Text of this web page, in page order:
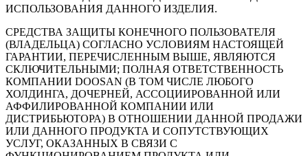
ИСПОЛЬЗОВАНИЯ ДАННОГО ИЗДЕЛИЯ.
СРЕДСТВА ЗАЩИТЫ КОНЕЧНОГО ПОЛЬЗОВАТЕЛЯ
(ВЛАДЕЛЬЦА) СОГЛАСНО УСЛОВИЯМ НАСТОЯЩЕЙ
ГАРАНТИИ, ПЕРЕЧИСЛЕННЫМ ВЫШЕ, ЯВЛЯЮТСЯ
СКЛЮЧИТЕЛЬНЫМИ; ПОЛНАЯ ОТВЕТСТВЕННОСТЬ
КОМПАНИИ DOOSAN (В ТОМ ЧИСЛЕ ЛЮБОГО
ХОЛДИНГА, ДОЧЕРНЕЙ, АССОЦИИРОВАННОЙ ИЛИ
АФФИЛИРОВАННОЙ КОМПАНИИ ИЛИ
ДИСТРИБЬЮТОРА) В ОТНОШЕНИИ ДАННОЙ ПРОДАЖИ
ИЛИ ДАННОГО ПРОДУКТА И СОПУТСТВУЮЩИХ
УСЛУГ, ОКАЗАННЫХ В СВЯЗИ С